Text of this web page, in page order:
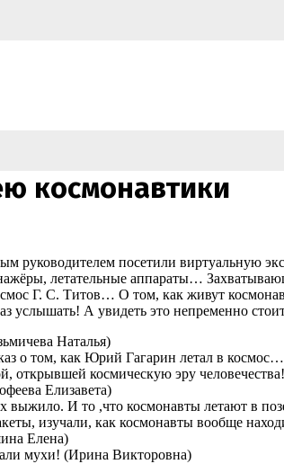
космонавтики
руководителем посетили виртуальную
летательные аппараты…
Г. С. Титов… О том, как живут
услышать! А увидеть это непременно
Наталья)
о том, как Юрий Гагарин летал в
открывшей космическую эру человечества!
Елизавета)
выжило. И то ,что космонавты летают в
изучали, как космонавты вообще
Елена)
мухи! (Ирина Викторовна)